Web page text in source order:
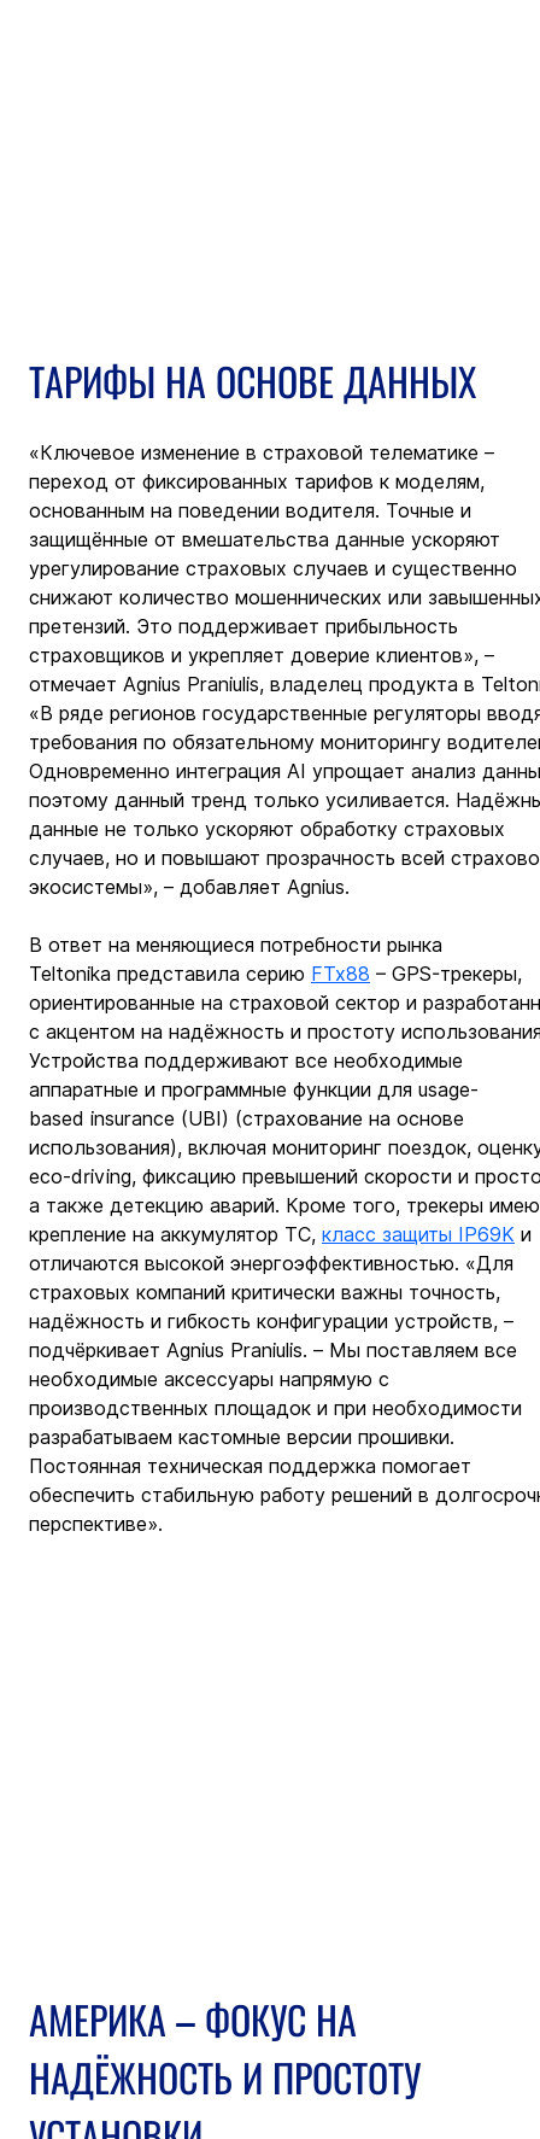
ТАРИФЫ НА ОСНОВЕ ДАННЫХ
«Ключевое изменение в страховой телематике –
переход от фиксированных тарифов к моделям,
основанным на поведении водителя. Точные и
защищённые от вмешательства данные ускоряют
урегулирование страховых случаев и существенно
снижают количество мошеннических или
претензий. Это поддерживает прибыльность
страховщиков и укрепляет доверие клиентов», –
отмечает Agnius Praniulis, владелец продукта в
«В ряде регионов государственные регуляторы
требования по обязательному мониторингу
Одновременно интеграция AI упрощает анализ
поэтому данный тренд только усиливается.
данные не только ускоряют обработку страховых
случаев, но и повышают прозрачность всей
экосистемы», – добавляет Agnius.
В ответ на меняющиеся потребности рынка
Teltonika представила серию FTx88 – GPS-трекеры,
ориентированные на страховой сектор и
с акцентом на надёжность и простоту
Устройства поддерживают все необходимые
аппаратные и программные функции для usage-
based insurance (UBI) (страхование на основе
использования), включая мониторинг поездок,
eco-driving, фиксацию превышений скорости и
а также детекцию аварий. Кроме того, трекеры
крепление на аккумулятор ТС, класс защиты IP69K и
отличаются высокой энергоэффективностью. «Для
страховых компаний критически важны точность,
надёжность и гибкость конфигурации устройств, –
подчёркивает Agnius Praniulis. – Мы поставляем все
необходимые аксессуары напрямую с
производственных площадок и при необходимости
разрабатываем кастомные версии прошивки.
Постоянная техническая поддержка помогает
обеспечить стабильную работу решений в
перспективе».
АМЕРИКА – ФОКУС НА
НАДЁЖНОСТЬ И ПРОСТОТУ